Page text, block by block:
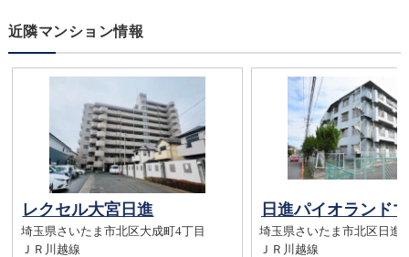
近隣マンション情報
レクセル大宮日進
埼玉県さいたま市北区大成町4丁目
ＪＲ川越線
埼玉県さいたま市北区日進
ＪＲ川越線